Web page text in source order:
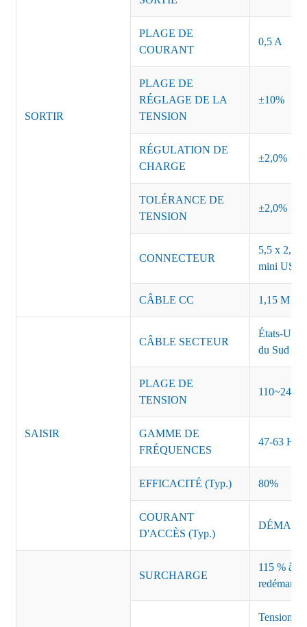
SORTIR
PLAGE DE
COURANT
0,5 A
PLAGE DE
RÉGLAGE DE LA
TENSION
±10%
RÉGULATION DE
CHARGE
±2,0%
TOLÉRANCE DE
TENSION
±2,0%
CONNECTEUR
5,5 x 2,5,
mini USB
CÂBLE CC 1,15 M ou
SAISIR
CÂBLE SECTEUR
États-Unis
du Sud
PLAGE DE
TENSION
110~240
GAMME DE
FRÉQUENCES
47-63 Hz
EFFICACITÉ (Typ.) 80%
COURANT
D'ACCÈS (Typ.)
SURCHARGE
115 % à
Tension